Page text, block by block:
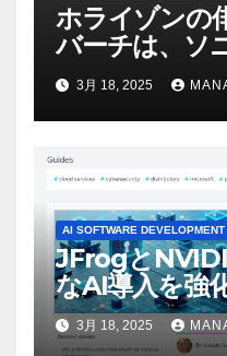
ホライゾンの
バーチは、ソ
ビデオを見て
マンスという
感じた」と語
3月 18, 2025
AI SOFTWARE DEVELOPMENT
JFrogと
なAI導入を強
3月 18, 2025